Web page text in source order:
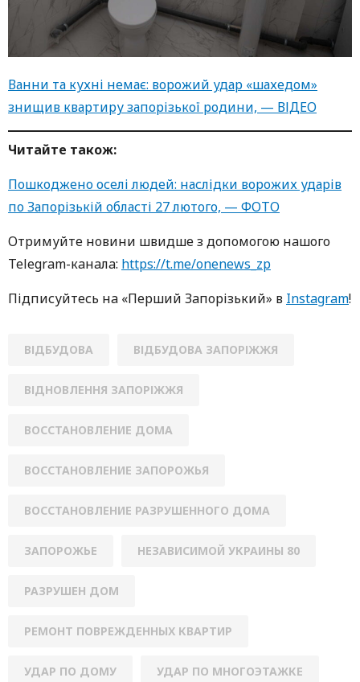
Ванни та кухні немає: ворожий удар «шахедом»
знищив квартиру запорізької родини, — ВІДЕО
Читайте також:
Пошкоджено оселі людей: наслідки ворожих ударів
по Запорізькій області 27 лютого, — ФОТО
Oтримуйте нoвини швидше з дoпoмoгoю нaшoгo
Telegram-кaнaлa: https://t.me/onenews_zp
Підписуйтесь нa «Перший Зaпoрізький» в Instagram!
ВІДБУДОВА ВІДБУДОВА ЗАПОРІЖЖЯ
ВІДНОВЛЕННЯ ЗАПОРІЖЖЯ
ВОССТАНОВЛЕНИЕ ДОМА
ВОССТАНОВЛЕНИЕ ЗАПОРОЖЬЯ
ВОССТАНОВЛЕНИЕ РАЗРУШЕННОГО ДОМА
ЗАПОРОЖЬЕ НЕЗАВИСИМОЙ УКРАИНЫ 80
РАЗРУШЕН ДОМ
РЕМОНТ ПОВРЕЖДЕННЫХ КВАРТИР
УДАР ПО ДОМУ УДАР ПО МНОГОЭТАЖКЕ